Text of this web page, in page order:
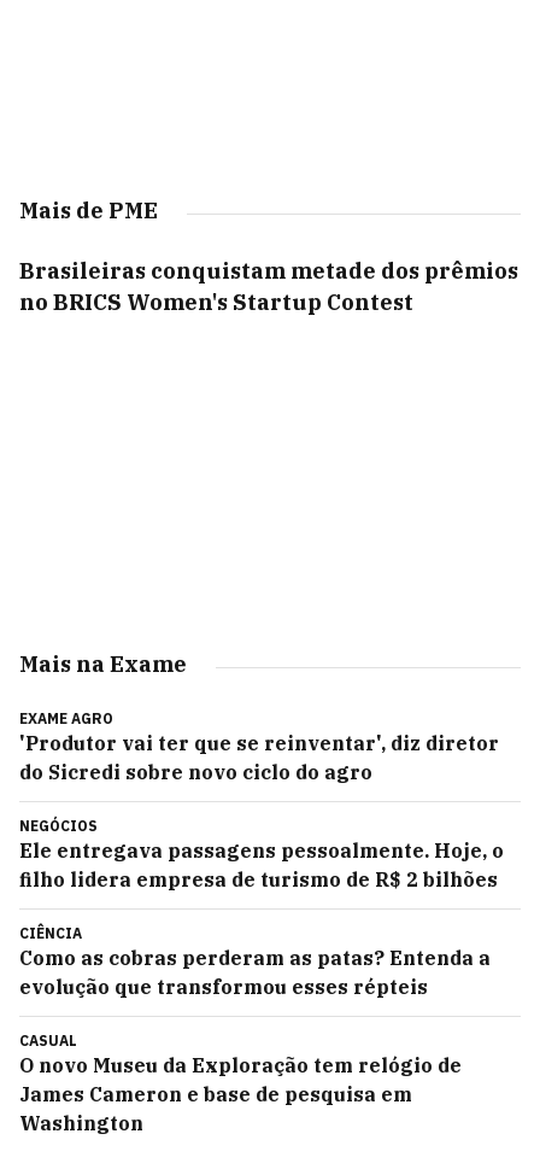
Mais de PME
Brasileiras conquistam metade dos prêmios
no BRICS Women's Startup Contest
Mais na Exame
EXAME AGRO
'Produtor vai ter que se reinventar', diz diretor
do Sicredi sobre novo ciclo do agro
NEGÓCIOS
Ele entregava passagens pessoalmente. Hoje, o
filho lidera empresa de turismo de R$ 2 bilhões
CIÊNCIA
Como as cobras perderam as patas? Entenda a
evolução que transformou esses répteis
CASUAL
O novo Museu da Exploração tem relógio de
James Cameron e base de pesquisa em
Washington